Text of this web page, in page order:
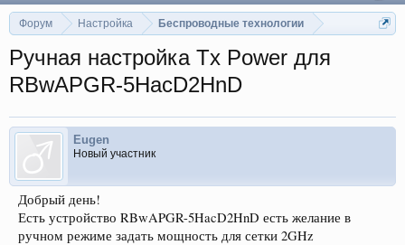
Форум Настройка Беспроводные технологии
Ручная настройка Tx Power для
RBwAPGR-5HacD2HnD
Eugen
Новый участник
Добрый день!
Есть устройство RBwAPGR-5HacD2HnD есть желание в
ручном режиме задать мощность для сетки 2GHz